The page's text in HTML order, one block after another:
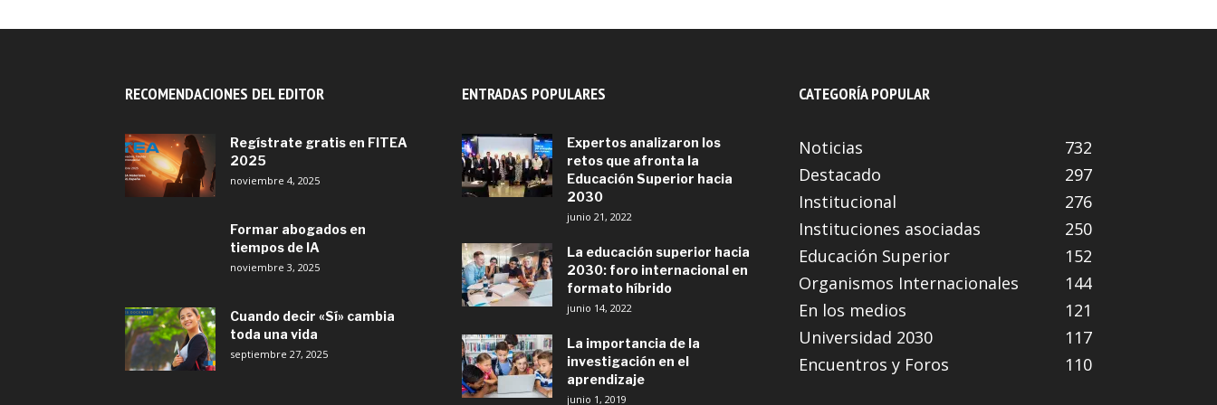
RECOMENDACIONES DEL EDITOR
Regístrate gratis en FITEA
2025
noviembre 4, 2025
Formar abogados en
tiempos de IA
noviembre 3, 2025
Cuando decir «Sí» cambia
toda una vida
septiembre 27, 2025
ENTRADAS POPULARES
Expertos analizaron los
retos que afronta la
Educación Superior hacia
2030
junio 21, 2022
La educación superior hacia
2030: foro internacional en
formato híbrido
junio 14, 2022
La importancia de la
investigación en el
aprendizaje
junio 1, 2019
CATEGORÍA POPULAR
Noticias
732
Destacado
297
Institucional
276
Instituciones asociadas
250
Educación Superior
152
Organismos Internacionales
144
En los medios
121
Universidad 2030
117
Encuentros y Foros
110